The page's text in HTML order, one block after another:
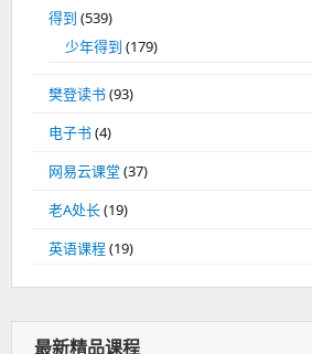
得到 (539)
少年得到 (179)
樊登读书(93)
电子书(4)
网易云课堂 (37)
老A处长(19)
英语课程(19)
最新精品课程